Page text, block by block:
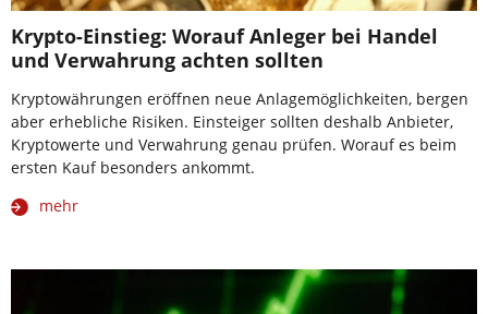
Krypto-Einstieg: Worauf Anleger bei Handel
und Verwahrung achten sollten
Kryptowährungen eröffnen neue Anlagemöglichkeiten, bergen
aber erhebliche Risiken. Einsteiger sollten deshalb Anbieter,
Kryptowerte und Verwahrung genau prüfen. Worauf es beim
ersten Kauf besonders ankommt.
mehr